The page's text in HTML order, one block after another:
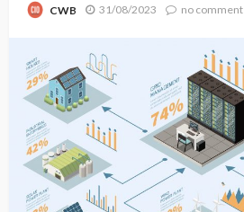
CWB 31/08/2023 no comment